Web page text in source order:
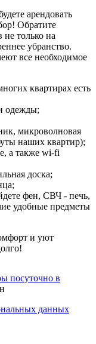
арендовать
Обратите
только на
убранство.
все необходимое
квартирах есть
одежды;
микроволновая
наших квартир);
а также wi-fi
доска;
фен, СВЧ - печь,
удобные предметы
и уют
посуточно в
данных